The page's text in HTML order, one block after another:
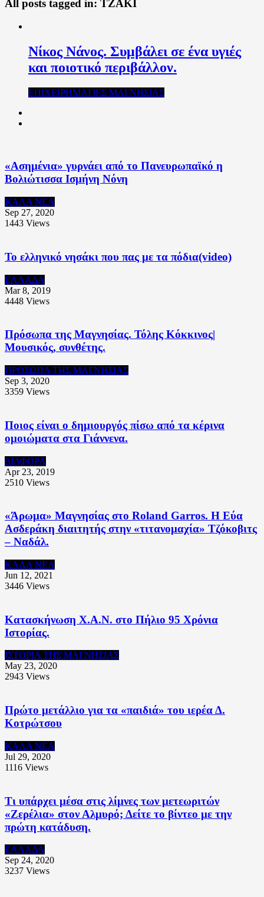
All posts tagged in: ΤΖΑΚΙ
Νίκος Νάνος. Συμβάλει σε ένα υγιές
και ποιοτικό περιβάλλον.
ΕΠΙΧΕΙΡΗΜΑΤΙΕΣ ΜΑΓΝΗΣΙΑΣ
«Ασημένια» γυρνάει από το Πανευρωπαϊκό η
Βολιώτισσα Ισμήνη Νόνη
ΚΑΛΑ ΝΕΑ
Sep 27, 2020
1443 Views
Το ελληνικό νησάκι που πας με τα πόδια(video)
ΕΛΛΑΔΑ
Mar 8, 2019
4448 Views
Πρόσωπα της Μαγνησίας. Τόλης Κόκκινος|
Μουσικός, συνθέτης.
ΠΡΟΣΩΠΑ ΤΗΣ ΜΑΓΝΗΣΙΑΣ
Sep 3, 2020
3359 Views
Ποιος είναι ο δημιουργός πίσω από τα κέρινα
ομοιώματα στα Γιάννενα.
ΔΙΑΦΟΡΑ
Apr 23, 2019
2510 Views
«Άρωμα» Μαγνησίας στο Roland Garros. Η Εύα
Ασδεράκη διαιτητής στην «τιτανομαχία» Τζόκοβιτς
– Ναδάλ.
ΚΑΛΑ ΝΕΑ
Jun 12, 2021
3446 Views
Κατασκήνωση Χ.Α.Ν. στο Πήλιο 95 Χρόνια
Ιστορίας.
ΙΣΤΟΡΙΑ ΤΗΣ ΜΑΓΝΗΣΙΑΣ
May 23, 2020
2943 Views
Πρώτο μετάλλιο για τα «παιδιά» του ιερέα Δ.
Κοτρώτσου
ΚΑΛΑ ΝΕΑ
Jul 29, 2020
1116 Views
Τι υπάρχει μέσα στις λίμνες των μετεωριτών
«Ζερέλια» στον Αλμυρό; Δείτε το βίντεο με την
πρώτη κατάδυση.
ΕΛΛΑΔΑ
Sep 24, 2020
3237 Views